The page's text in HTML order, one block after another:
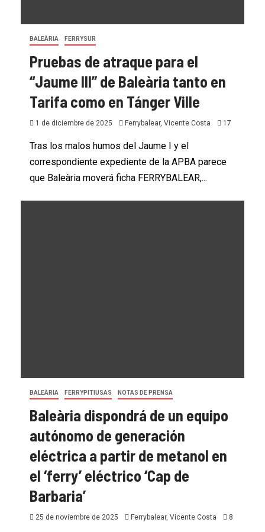
BALEÀRIA FERRYSUR
Pruebas de atraque para el
“Jaume III” de Baleària tanto en
Tarifa como en Tánger Ville
1 de diciembre de 2025 Ferrybalear, Vicente Costa 17
Tras los malos humos del Jaume I y el
correspondiente expediente de la APBA parece
que Baleària moverá ficha FERRYBALEAR,...
BALEÀRIA FERRYPITIUSAS NOTAS DE PRENSA
Baleària dispondrá de un equipo
autónomo de generación
eléctrica a partir de metanol en
el ‘ferry’ eléctrico ‘Cap de
Barbaria’
25 de noviembre de 2025 Ferrybalear, Vicente Costa 8